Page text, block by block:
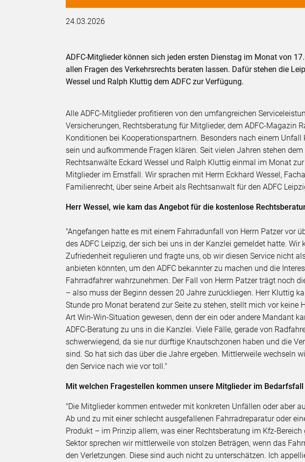
24.03.2026
ADFC-Mitglieder können sich jeden ersten Dienstag im Monat von
allen Fragen des Verkehrsrechts beraten lassen. Dafür stehen die
Wessel und Ralph Kluttig dem ADFC zur Verfügung.
Alle ADFC-Mitglieder profitieren von den umfangreichen
Versicherungen, Rechtsberatung für Mitglieder, dem ADFC-Magazin
Konditionen bei Kooperationspartnern. Besonders nach einem
sein und aufkommende Fragen klären. Seit vielen Jahren stehen
Rechtsanwälte Eckard Wessel und Ralph Kluttig einmal im Monat
Mitglieder im Ernstfall. Wir sprachen mit Herrn Eckhard Wessel,
Familienrecht, über seine Arbeit als Rechtsanwalt für den ADFC
Herr Wessel, wie kam das Angebot für die kostenlose
"Angefangen hatte es mit einem Fahrradunfall von Herrn Patzer vor
des ADFC Leipzig, der sich bei uns in der Kanzlei gemeldet hatte.
Zufriedenheit regulieren und fragte uns, ob wir diesen Service nicht
anbieten könnten, um den ADFC bekannter zu machen und die
Fahrradfahrer wahrzunehmen. Der Fall von Herrn Patzer trägt noch
– also muss der Beginn dessen 20 Jahre zurückliegen. Herr Kluttig
Stunde pro Monat beratend zur Seite zu stehen, stellt mich vor keine
Art Win-Win-Situation gewesen, denn der ein oder andere Mandant
ADFC-Beratung zu uns in die Kanzlei. Viele Fälle, gerade von
schwerwiegend, da sie nur dürftige Knautschzonen haben und die
sind. So hat sich das über die Jahre ergeben. Mittlerweile wechseln
den Service nach wie vor toll."
Mit welchen Fragestellen kommen unsere Mitglieder im Bedarfsfall
"Die Mitglieder kommen entweder mit konkreten Unfällen oder aber
Ab und zu mit einer schlecht ausgefallenen Fahrradreparatur oder
Produkt – im Prinzip allem, was einer Rechtsberatung im Kfz-
Sektor sprechen wir mittlerweile von stolzen Beträgen, wenn das
den Verletzungen. Diese sind auch nicht zu unterschätzen. Ich